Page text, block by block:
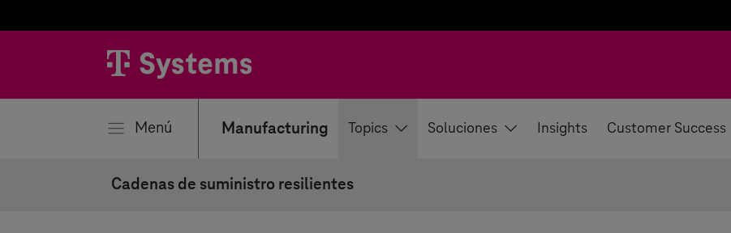
Menú Manufacturing Topics Soluciones Insights Customer Success
Cadenas de suministro resilientes